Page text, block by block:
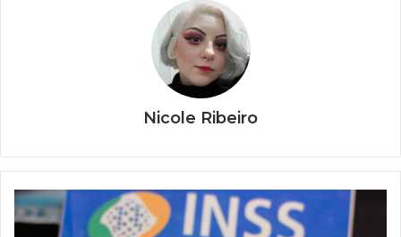
Nicole Ribeiro
Não
perca